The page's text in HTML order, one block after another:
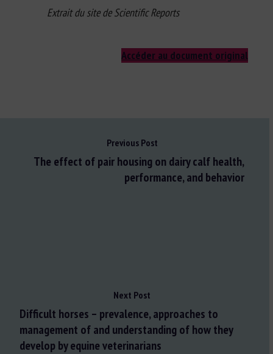
Extrait du site de Scientific Reports
Accéder au document original
Previous Post
The effect of pair housing on dairy calf health,
performance, and behavior
Next Post
Difficult horses – prevalence, approaches to
management of and understanding of how they
develop by equine veterinarians